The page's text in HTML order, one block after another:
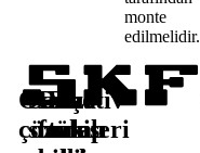
monte
edilmelidir.
Otomotiv
çözümleri
Satış
sonrası
Daha
fazla
Bizi
takip